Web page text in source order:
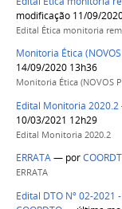
modificação 11/09/
Edital Ética monitoria
Monitoria Ética (NOVOS
14/09/2020 13h36
Monitoria Ética (NOVOS
Edital Monitoria 2020.2
10/03/2021 12h29
Edital Monitoria 2020.2
ERRATA— por
ERRATA
Edital DTO Nº 02-2021